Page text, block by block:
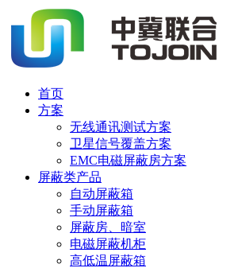
首页
方案
无线通讯测试方案
卫星信号覆盖方案
EMC电磁屏蔽房方案
屏蔽类产品
自动屏蔽箱
手动屏蔽箱
屏蔽房、暗室
电磁屏蔽机柜
高低温屏蔽箱